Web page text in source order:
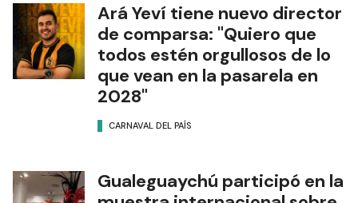
Ará Yeví tiene nuevo director
de comparsa: "Quiero que
todos estén orgullosos de lo
que vean en la pasarela en
2028"
CARNAVAL DEL PAÍS
Gualeguaychú participó en la